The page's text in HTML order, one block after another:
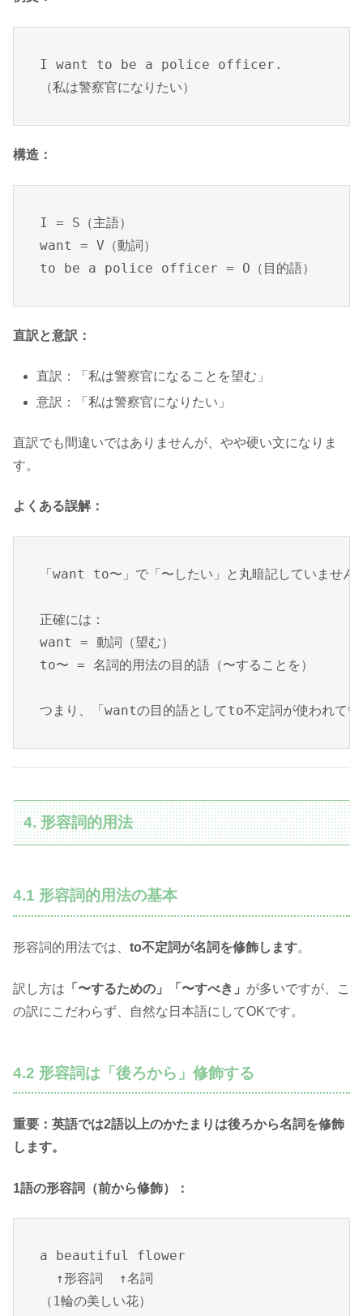
I want to be a police officer.
（私は警察官になりたい）
構造：
I = S（主語）
want = V（動詞）
to be a police officer = O（目的語）
直訳と意訳：
直訳：「私は警察官になることを望む」
意訳：「私は警察官になりたい」
直訳でも間違いではありませんが、やや硬い文になりま
す。
よくある誤解：
「want to〜」で「〜したい」と丸暗記していません
正確には：
want = 動詞（望む）
to〜 = 名詞的用法の目的語（〜することを）
つまり、「wantの目的語としてto不定詞が使われてい
4. 形容詞的用法
4.1 形容詞的用法の基本
形容詞的用法では、 to不定詞が名詞を修飾します。
訳し方は 「〜するための」「〜すべき」 が多いですが、こ
の訳にこだわらず、自然な日本語にしてOKです。
4.2 形容詞は「後ろから」修飾する
重要：英語では2語以上のかたまりは後ろから名詞を修飾
します。
1語の形容詞（前から修飾）：
a beautiful flower
  ↑形容詞  ↑名詞
（1輪の美しい花）